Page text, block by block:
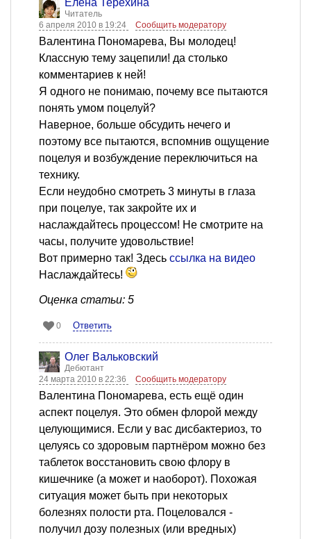
Елена Терёхина
Читатель
6 апреля 2010 в 19:24
Сообщить модератору
Валентина Пономарева, Вы молодец!
Классную тему зацепили! да столько
комментариев к ней!
Я одного не понимаю, почему все пытаются
понять умом поцелуй?
Наверное, больше обсудить нечего и
поэтому все пытаются, вспомнив ощущение
поцелуя и возбуждение переключиться на
технику.
Если неудобно смотреть 3 минуты в глаза
при поцелуе, так закройте их и
наслаждайтесь процессом! Не смотрите на
часы, получите удовольствие!
Вот примерно так! Здесь ссылка на видео
Наслаждайтесь!
Оценка статьи: 5
0 Ответить
Олег Вальковский
Дебютант
24 марта 2010 в 22:36
Сообщить модератору
Валентина Пономарева, есть ещё один
аспект поцелуя. Это обмен флорой между
целующимися. Если у вас дисбактериоз, то
целуясь со здоровым партнёром можно без
таблеток восстановить свою флору в
кишечнике (а может и наоборот). Похожая
ситуация может быть при некоторых
болезнях полости рта. Поцеловался -
получил дозу полезных (или вредных)